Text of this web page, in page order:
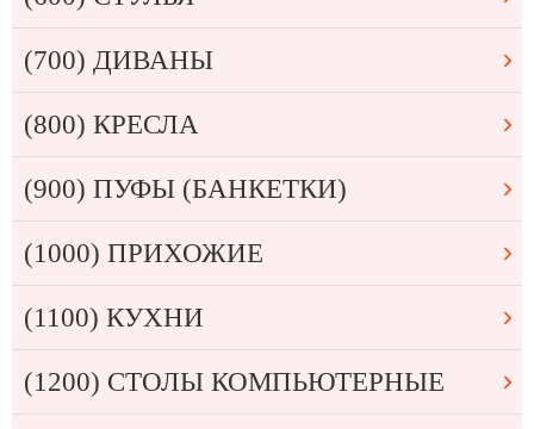
(700) ДИВАНЫ
(800) КРЕСЛА
(900) ПУФЫ (БАНКЕТКИ)
(1000) ПРИХОЖИЕ
(1100) КУХНИ
(1200) СТОЛЫ КОМПЬЮТЕРНЫЕ